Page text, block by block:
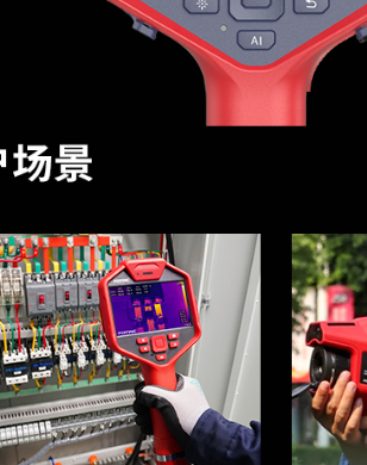
数据连接
WiFi连接
USB接口
USB
HDMI接口
Micro
支持
FTP快传
通过WiFi/